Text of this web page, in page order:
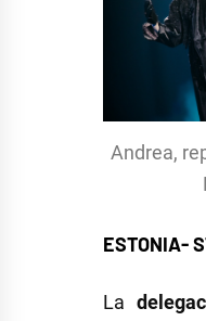
Andrea,
ESTONIA-
La